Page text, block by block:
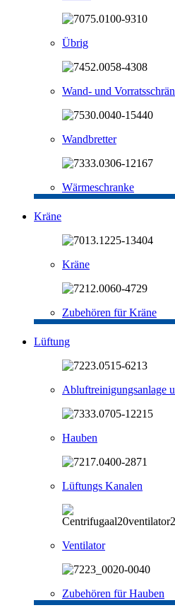
Übrig
Wand- und
Wandbretter
Wärmeschranke
Kräne
Kräne
Zubehören für Kräne
Lüftung
Abluftreinigungsanlage
Hauben
Lüftungs Kanalen
Ventilator
Zubehören für Hauben